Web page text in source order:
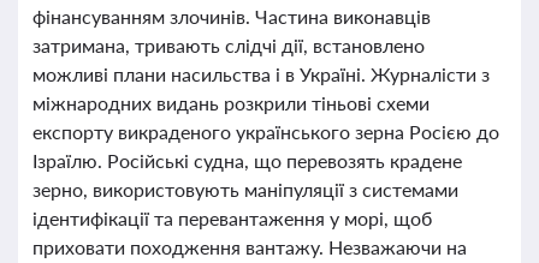
фінансуванням злочинів. Частина виконавців
затримана, тривають слідчі дії, встановлено
можливі плани насильства і в Україні. Журналісти з
міжнародних видань розкрили тіньові схеми
експорту викраденого українського зерна Росією до
Ізраїлю. Російські судна, що перевозять крадене
зерно, використовують маніпуляції з системами
ідентифікації та перевантаження у морі, щоб
приховати походження вантажу. Незважаючи на